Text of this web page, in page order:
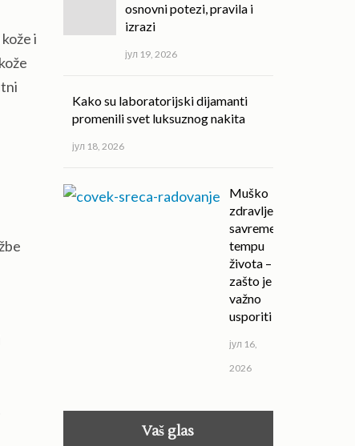
i
osnovni potezi, pravila i
izrazi
јул 19, 2026
Kako su laboratorijski dijamanti
promenili svet luksuznog nakita
јул 18, 2026
Muško
zdravlje u
savremenom
tempu
života –
zašto je
važno
usporiti
јул 16,
2026
Vaš glas